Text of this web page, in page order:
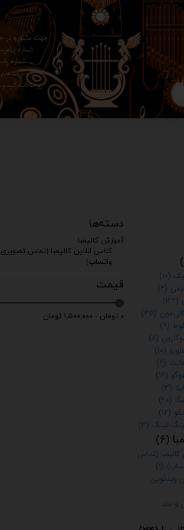
جهت مشاوره در
شماره
شماره
در صورت عدم
رو انتخاب کنید
دسته‌ها
آموزش کالیمبا
کلاس انلاین کالیمبا (تماس تصویری
واتساپ)
قیمت
۰ تومان - ۱,۵۰۰,۰۰۰ تومان
(۱۰)
(۴)
(۱۲۴)
(۳۵)
(۹)
(۸)
(۱۰)
(۶)
(۱۶)
(۳)
(۲۰)
(۱۲)
تینگ (۳)
(۶)
کالیمبا (تماس
(۱)
ویدئویی
و نت